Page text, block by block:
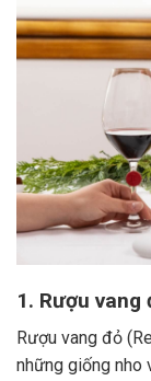
1. Rượu vang
Rượu vang đỏ
những giống nho